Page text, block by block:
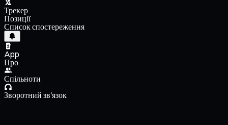
Трекер
Позиції
Список спостереження
App
Про
Спільноти
Зворотний зв'язок